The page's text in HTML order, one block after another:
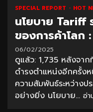
SPECIAL REPORT HOT
นโยบาย Tariff
ของการค้าโลก :
06/02/2025
ดูแล้ว: 1,735 หลังจาก
ดำรงตำแหน่งอีกครั้ง
ความสัมพันธ์ระหว่างป
อย่างยิ่ง นโยบาย... อ่